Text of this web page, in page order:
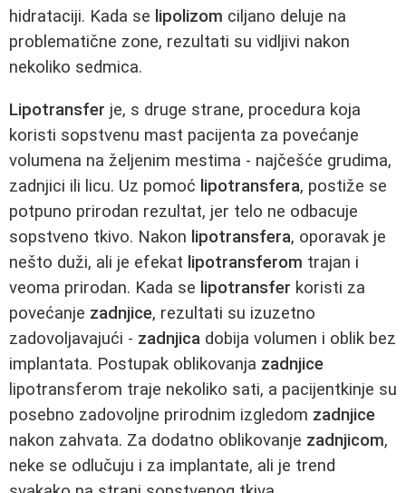
hidrataciji. Kada se lipolizom ciljano deluje na
problematične zone, rezultati su vidljivi nakon
nekoliko sedmica.
Lipotransfer je, s druge strane, procedura koja
koristi sopstvenu mast pacijenta za povećanje
volumena na željenim mestima - najčešće grudima,
zadnjici ili licu. Uz pomoć lipotransfera, postiže se
potpuno prirodan rezultat, jer telo ne odbacuje
sopstveno tkivo. Nakon lipotransfera, oporavak je
nešto duži, ali je efekat lipotransferom trajan i
veoma prirodan. Kada se lipotransfer koristi za
povećanje zadnjice, rezultati su izuzetno
zadovoljavajući - zadnjica dobija volumen i oblik bez
implantata. Postupak oblikovanja zadnjice
lipotransferom traje nekoliko sati, a pacijentkinje su
posebno zadovoljne prirodnim izgledom zadnjice
nakon zahvata. Za dodatno oblikovanje zadnjicom,
neke se odlučuju i za implantate, ali je trend